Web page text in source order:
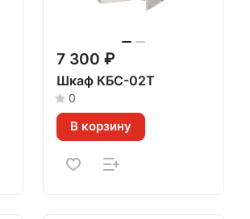
7 300 ₽
Шкаф КБС-02Т
0
В корзину